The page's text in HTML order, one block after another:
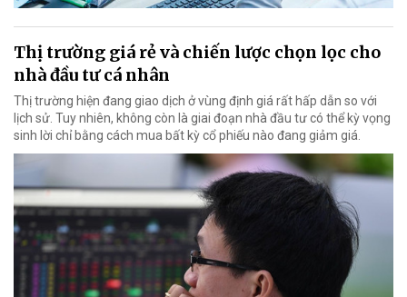
Thị trường giá rẻ và chiến lược chọn lọc cho
nhà đầu tư cá nhân
Thị trường hiện đang giao dịch ở vùng định giá rất hấp dẫn so với
lịch sử. Tuy nhiên, không còn là giai đoạn nhà đầu tư có thể kỳ vọng
sinh lời chỉ bằng cách mua bất kỳ cổ phiếu nào đang giảm giá.